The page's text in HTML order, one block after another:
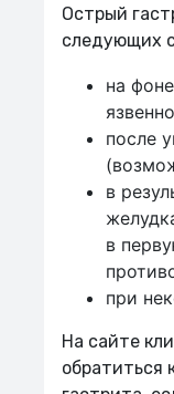
Острый
следующих
на
после
в
в
при
На сайте
обратиться